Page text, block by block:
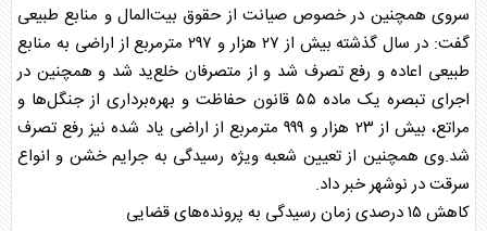
سروی همچنین در خصوص صیانت از حقوق بیت‌المال و منابع طبیعی
گفت: در سال گذشته بیش از ۲۷ هزار و ۲۹۷ مترمربع از اراضی به منابع
طبیعی اعاده و رفع تصرف شد و از متصرفان خلع‌ید شد و همچنین در
اجرای تبصره یک ماده ۵۵ قانون حفاظت و بهره‌برداری از جنگل‌ها و
مراتع، بیش از ۲۳ هزار و ۹۹۹ مترمربع از اراضی یاد شده نیز رفع تصرف
شد.وی همچنین از تعیین شعبه ویژه رسیدگی به جرایم خشن و انواع
سرقت در نوشهر خبر داد.
کاهش ۱۵ درصدی زمان رسیدگی به پرونده‌های قضایی